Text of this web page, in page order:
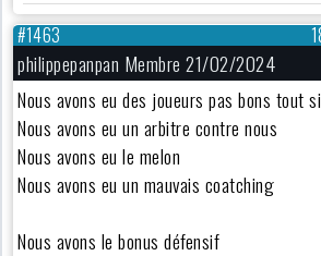
#1463
philippepanpan Membre 21/02/2024
Nous avons eu des joueurs pas bons tout
Nous avons eu un arbitre contre nous
Nous avons eu le melon
Nous avons eu un mauvais coatching
Nous avons le bonus défensif